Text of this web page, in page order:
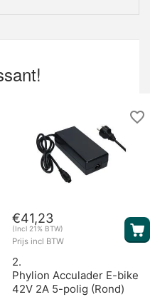
€41,23
(Incl 21% BTW)
Prijs incl BTW
2.
Phylion Acculader E-bike
42V 2A 5-polig (Rond)